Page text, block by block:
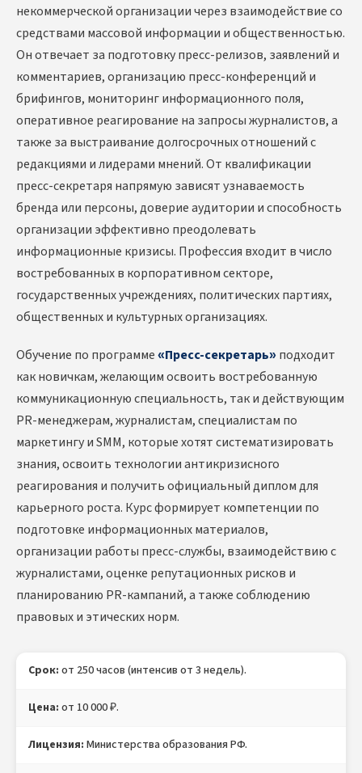
некоммерческой организации через взаимодействие со
средствами массовой информации и общественностью.
Он отвечает за подготовку пресс-релизов, заявлений и
комментариев, организацию пресс-конференций и
брифингов, мониторинг информационного поля,
оперативное реагирование на запросы журналистов, а
также за выстраивание долгосрочных отношений с
редакциями и лидерами мнений. От квалификации
пресс-секретаря напрямую зависят узнаваемость
бренда или персоны, доверие аудитории и способность
организации эффективно преодолевать
информационные кризисы. Профессия входит в число
востребованных в корпоративном секторе,
государственных учреждениях, политических партиях,
общественных и культурных организациях.
Обучение по программе«Пресс-секретарь»подходит
как новичкам, желающим освоить востребованную
коммуникационную специальность, так и действующим
PR-менеджерам, журналистам, специалистам по
маркетингу и SMM, которые хотят систематизировать
знания, освоить технологии антикризисного
реагирования и получить официальный диплом для
карьерного роста. Курс формирует компетенции по
подготовке информационных материалов,
организации работы пресс-службы, взаимодействию с
журналистами, оценке репутационных рисков и
планированию PR-кампаний, а также соблюдению
правовых и этических норм.
Срок: от 250 часов (интенсив от 3 недель).
Цена: от 10 000 ₽.
Лицензия: Министерства образования РФ.